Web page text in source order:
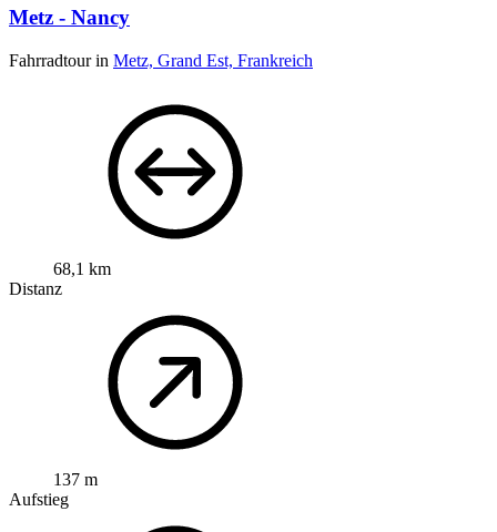
Metz - Nancy
Fahrradtour in Metz, Grand Est, Frankreich
68,1 km
Distanz
137 m
Aufstieg